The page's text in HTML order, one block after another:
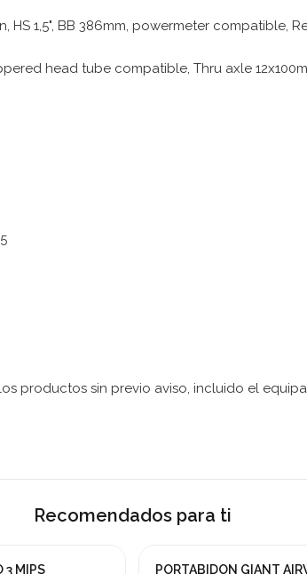
1,5", BB 386mm, powermeter compatible,
head tube compatible, Thru axle
productos sin previo aviso, incluido el
Recomendados para ti
3 MIPS
PORTABIDON GIANT